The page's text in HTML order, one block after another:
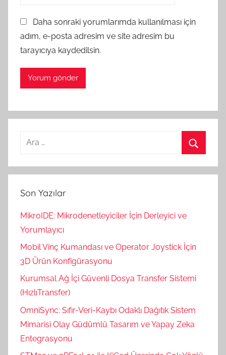
Daha sonraki yorumlarımda kullanılması için
adım, e-posta adresim ve site adresim bu
tarayıcıya kaydedilsin.
Arama:
Son Yazılar
MikroIDE: Mikrodenetleyiciler İçin Derleyici ve
Yorumlayıcı
Mobil Vinç Kumandası ve Operator Joystick İçin
3D Ürün Konfigürasyonu
Kurumsal Ağ İçi Güvenli Dosya Transfer Sistemi
(HızlıTransfer)
OmniSync: Sıfır-Veri-Kaybı Odaklı Dağıtık Sistem
Mimarisi Olay Güdümlü Tasarım ve Yapay Zeka
Entegrasyonu